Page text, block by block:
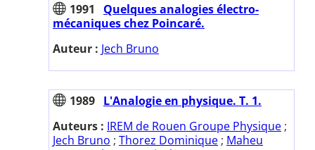
1991
Quelques analogies électro-
mécaniques chez Poincaré.
Auteur : Jech Bruno
1989 L'Analogie en physique. T. 1.
Auteurs : IREM de Rouen Groupe Physique ;
Jech Bruno ; Thorez Dominique ; Maheu